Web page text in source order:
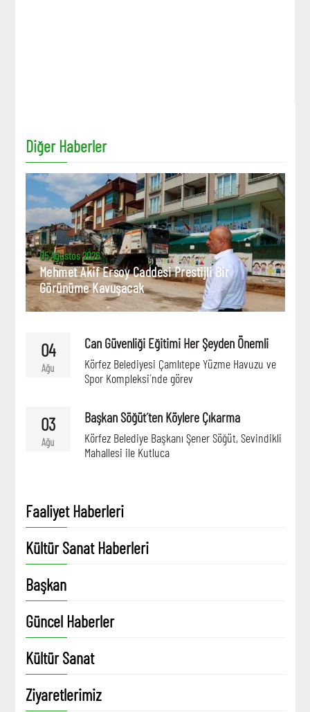
Diğer Haberler
05 Ağustos 2026
Mehmet Akif Ersoy Caddesi Prestijli Bir
Görünüme Kavuşacak
04
Ağu
Can Güvenliği Eğitimi Her Şeyden Önemli
Körfez Belediyesi Çamlıtepe Yüzme Havuzu ve
Spor Kompleksi´nde görev
03
Ağu
Başkan Söğüt´ten Köylere Çıkarma
Körfez Belediye Başkanı Şener Söğüt, Sevindikli
Mahallesi ile Kutluca
Faaliyet Haberleri
Kültür Sanat Haberleri
Başkan
Güncel Haberler
Kültür Sanat
Ziyaretlerimiz